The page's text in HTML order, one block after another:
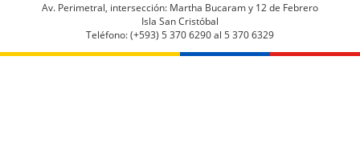
Av. Perimetral, intersección: Martha Bucaram y 12 de Febrero
Isla San Cristóbal
Teléfono: (+593) 5 370 6290 al 5 370 6329